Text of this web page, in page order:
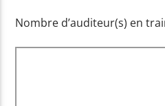
EN CE MOMENT
Nombre d’auditeur(s) en